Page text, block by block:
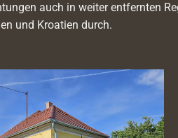
auch in weiter entfernten
und Kroatien durch.